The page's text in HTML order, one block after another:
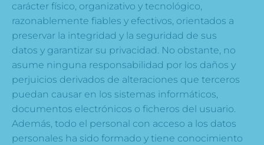
carácter físico, organizativo y tecnológico,
razonablemente fiables y efectivos, orientados a
preservar la integridad y la seguridad de sus
datos y garantizar su privacidad. No obstante, no
asume ninguna responsabilidad por los daños y
perjuicios derivados de alteraciones que terceros
puedan causar en los sistemas informáticos,
documentos electrónicos o ficheros del usuario.
Además, todo el personal con acceso a los datos
personales ha sido formado y tiene conocimiento